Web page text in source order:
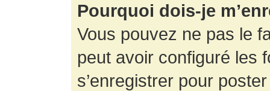
Pourquoi dois-je
Vous pouvez ne pas le
peut avoir configuré les
s’enregistrer pour